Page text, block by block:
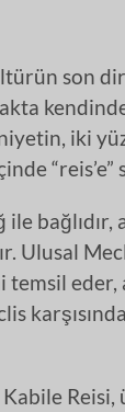
son
iki
“reis’e”
bağlıdır,
Ulusal
eder,